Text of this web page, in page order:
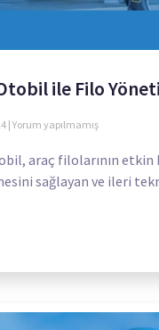
ile Filo
Yorum yapılmamış
araç filolarının etkin
sağlayan ve ileri